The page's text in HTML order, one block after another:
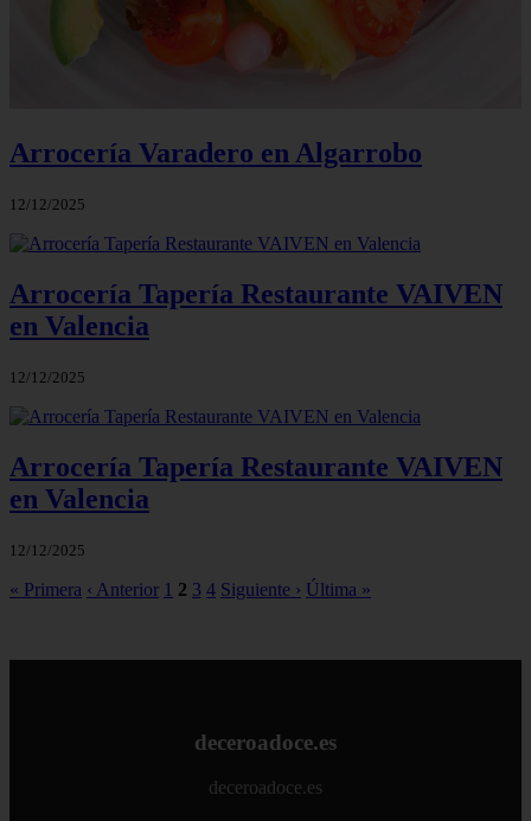
Arrocería Varadero en Algarrobo
12/12/2025
Arrocería Tapería Restaurante VAIVEN
en Valencia
12/12/2025
Arrocería Tapería Restaurante VAIVEN
en Valencia
12/12/2025
« Primera ‹ Anterior 1 2 3 4 Siguiente › Última »
deceroadoce.es
deceroadoce.es